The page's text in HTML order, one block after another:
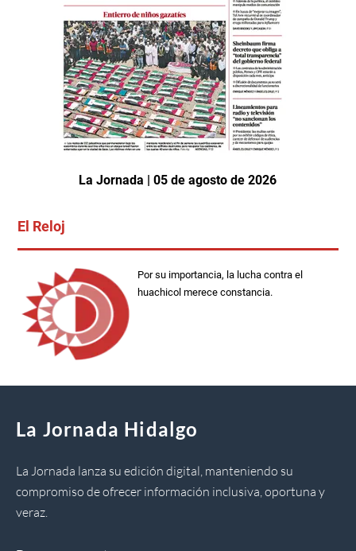
La Jornada | 05 de agosto de 2026
El Reloj
Por su importancia, la lucha contra el
huachicol merece constancia.
La Jornada Hidalgo
La Jornada lanza su edición digital, manteniendo su
compromiso de ofrecer información inclusiva, oportuna y
veraz.